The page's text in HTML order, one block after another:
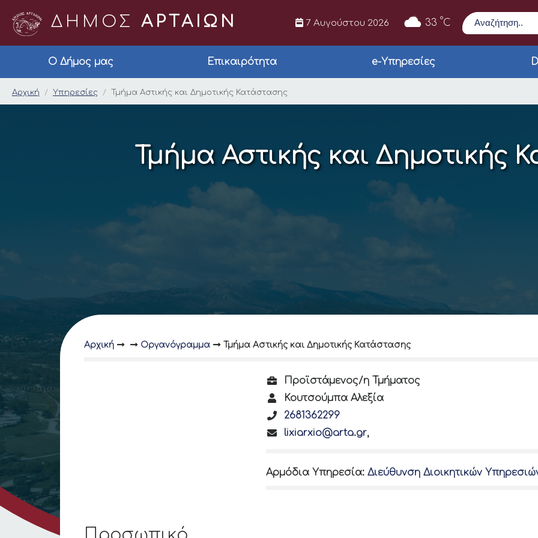
ΔΗΜΟΣ ΑΡΤΑΙΩΝ 7 Αυγούστου 2026 33 °C
Αναζήτηση
Ο Δήμος μας Επικαιρότητα e-Υπηρεσίες
Τμήμα Αστικής και Δημοτικής Κατάστασης
Αρχική Υπηρεσίες Τμήμα Αστικής και Δημοτικής Κατάστασης
Τμήμα Αστικής και Δημοτικής
Αρχική Οργανόγραμμα Τμήμα Αστικής και Δημοτικής Κατάστασης
Προϊστάμενος/η Τμήματος
Κουτσούμπα Αλεξία
2681362299
lixiarxio@arta.gr,
Αρμόδια Υπηρεσία: Διεύθυνση Διοικητικών